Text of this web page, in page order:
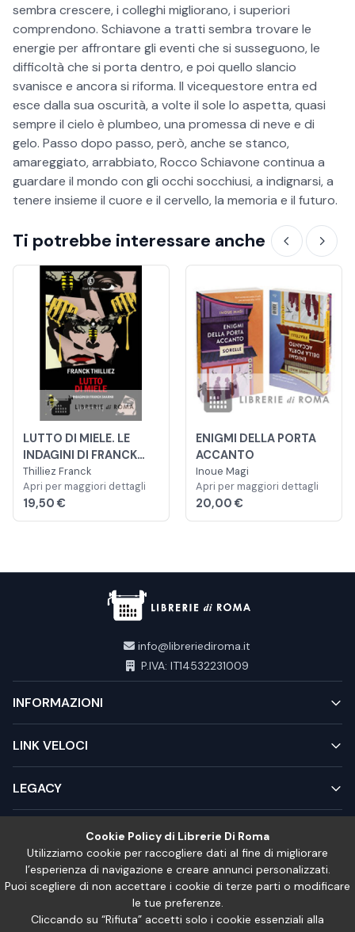
sembra crescere, i colleghi migliorano, i superiori
comprendono. Schiavone a tratti sembra trovare le
energie per affrontare gli eventi che si susseguono, le
difficoltà che si porta dentro, e poi quello slancio
svanisce e ancora si riforma. Il vicequestore entra ed
esce dalla sua oscurità, a volte il sole lo aspetta, quasi
sempre il cielo è plumbeo, una promessa di neve e di
gelo. Passo dopo passo, però, anche se stanco,
amareggiato, arrabbiato, Rocco Schiavone continua a
guardare il mondo con gli occhi socchiusi, a indignarsi, a
tenere insieme il cuore e il cervello, la memoria e il futuro.
Ti potrebbe interessare anche
LUTTO DI MIELE. LE
INDAGINI DI FRANCK
SHARKO
Thilliez Franck
Apri per maggiori dettagli
19,50 €
ENIGMI DELLA PORTA
ACCANTO
Inoue Magi
Apri per maggiori dettagli
20,00 €
info@libreriediroma.it
P.IVA: IT14532231009
INFORMAZIONI
LINK VELOCI
LEGACY
Cookie Policy di Librerie Di Roma
Utilizziamo cookie per raccogliere dati al fine di migliorare
l’esperienza di navigazione e creare annunci personalizzati.
Puoi scegliere di non accettare i cookie di terze parti o modificare
le tue preferenze.
Cliccando su “Rifiuta” accetti solo i cookie essenziali alla